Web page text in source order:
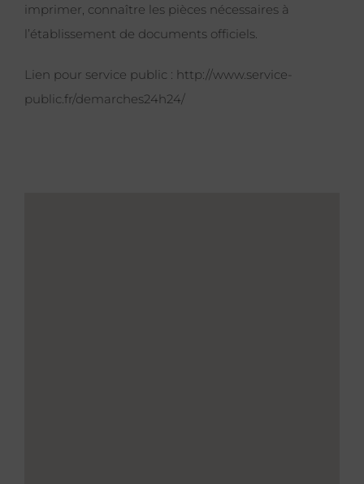
imprimer, connaître les pièces nécessaires à
l’établissement de documents officiels.
Lien pour service public : http://www.service-
public.fr/demarches24h24/